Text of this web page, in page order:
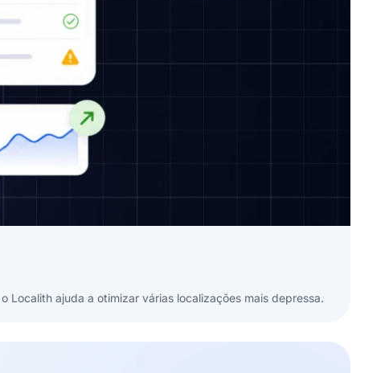
Localith ajuda a otimizar várias localizações mais depressa.